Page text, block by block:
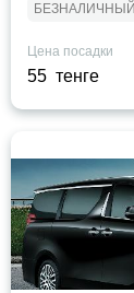
БЕЗНАЛИЧНЫЙ
Цена посадки
55 тенге